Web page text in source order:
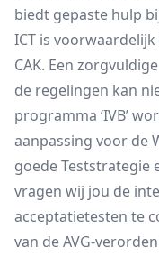
biedt gepaste hulp
ICT is
CAK. Een
de regelingen kan
programma ‘IVB’
aanpassing voor de
goede Teststrategie
vragen wij jou de
acceptatietesten te
van de AVG-